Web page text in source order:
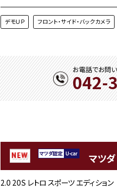
デモＵＰ フロント・サイド・バックカメラ
お電話でお問
042-
マツダ
2.0 20S レトロ スポーツ エディション